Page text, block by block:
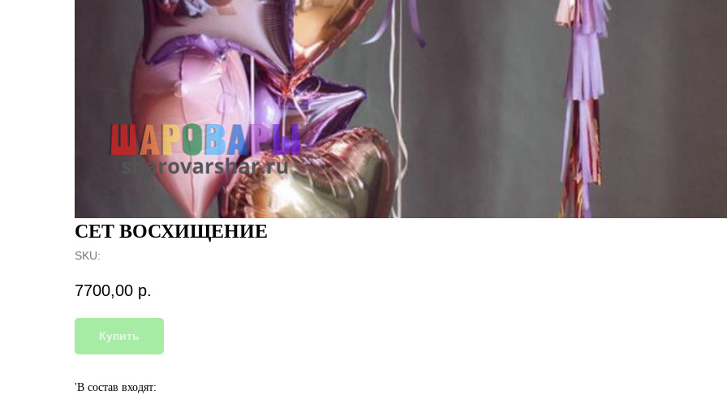
СЕТ ВОСХИЩЕНИЕ
SKU:
7700,00 р.
Купить
'В состав входят: